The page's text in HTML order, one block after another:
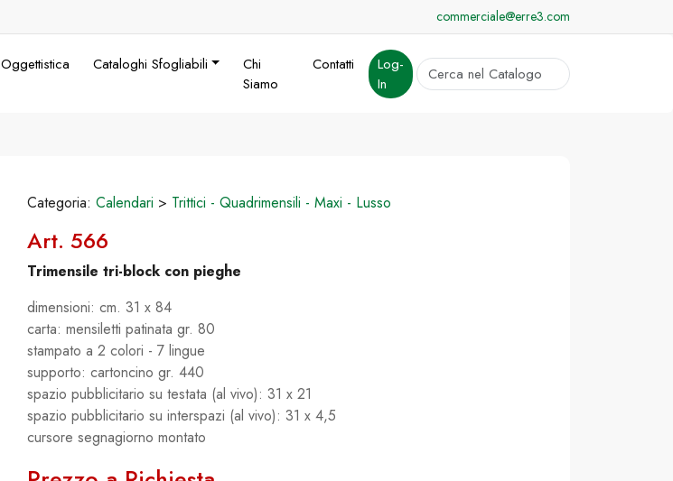
commerciale@erre3.com
Oggettistica Cataloghi Sfogliabili
Chi
Siamo
Contatti
Log-
In
cerca
Categoria: Calendari > Trittici - Quadrimensili - Maxi - Lusso
Art. 566
Trimensile tri-block con pieghe
dimensioni: cm. 31 x 84
carta: mensiletti patinata gr. 80
stampato a 2 colori - 7 lingue
supporto: cartoncino gr. 440
spazio pubblicitario su testata (al vivo): 31 x 21
spazio pubblicitario su interspazi (al vivo): 31 x 4,5
cursore segnagiorno montato